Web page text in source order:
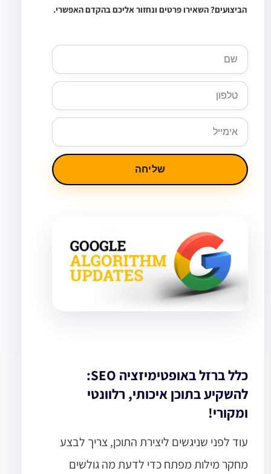
הביצועים? השאירו פרטים ונחזור אליכם בהקדם האפשרי.
שם
טלפון
אימייל
שליחה
כלל ברזל באופטימיזציה SEO:
להשקיע בתוכן איכותי, רלוונטי
ומקורי!
עוד לפני שניגשים ליצירת התוכן, צריך לבצע
מחקר מילות מפתח כדי לדעת מה גולשים